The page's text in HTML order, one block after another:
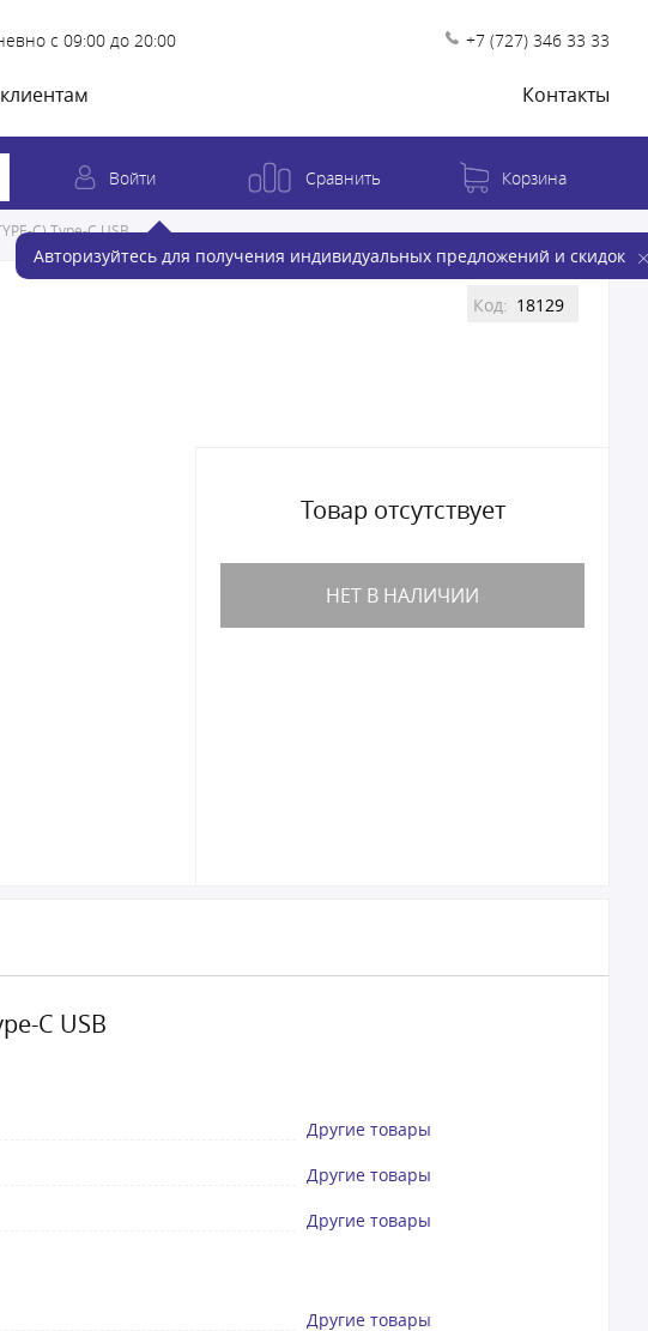
с 09:00 до 20:00 +7 (727) 346 33 33
Контакты
Войти
Авторизуйтесь для получения индивидуальных предложений и скидок
Сравнить Корзина
C) Type-C USB
Код: 18129
Товар отсутствует
НЕТ В НАЛИЧИИ
C USB
Другие товары
Другие товары
Другие товары
Другие товары